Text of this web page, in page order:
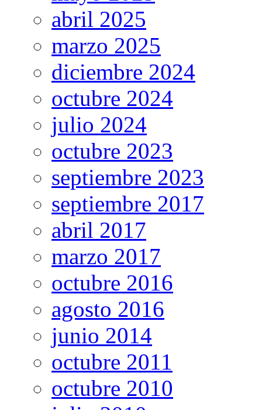
abril 2025
marzo 2025
diciembre 2024
octubre 2024
julio 2024
octubre 2023
septiembre 2023
septiembre 2017
abril 2017
marzo 2017
octubre 2016
agosto 2016
junio 2014
octubre 2011
octubre 2010